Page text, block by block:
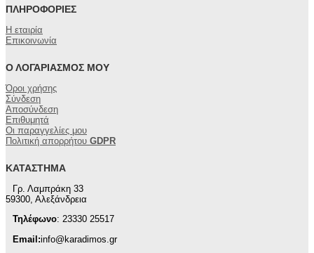
ΠΛΗΡΟΦΟΡΊΕΣ
Η εταιρία
Επικοινωνία
Ο ΛΟΓΑΡΙΑΣΜΌΣ ΜΟΥ
Όροι χρήσης
Σύνδεση
Αποσύνδεση
Επιθυμητά
Οι παραγγελίες μου
Πολιτική απορρήτου GDPR
ΚΑΤΆΣΤΗΜΑ
Γρ. Λαμπράκη 33
59300, Αλεξάνδρεια
Τηλέφωνο: 23330 25517
Email:info@karadimos.gr